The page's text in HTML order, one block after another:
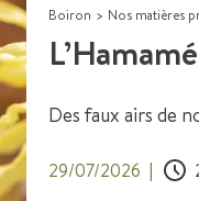
Boiron > Nos matières
Des faux airs de
29/07/2026 |